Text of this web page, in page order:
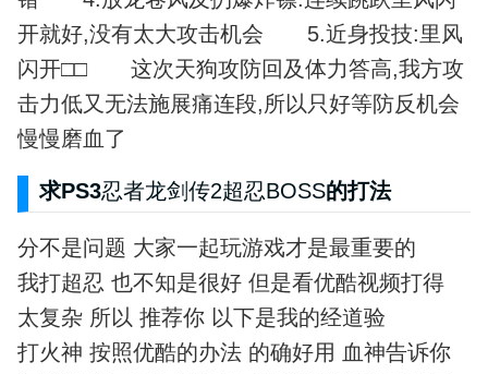
开就好,没有太大攻击机会 5.近身投技:里风
闪开□□ 这次天狗攻防回及体力答高,我方攻
击力低又无法施展痛连段,所以只好等防反机会
慢慢磨血了
求PS3忍者龙剑传2超忍BOSS的打法
分不是问题 大家一起玩游戏才是最重要的
我打超忍 也不知是很好 但是看优酷视频打得
太复杂 所以 推荐你 以下是我的经道验
打火神 按照优酷的办法 的确好用 血神告诉你